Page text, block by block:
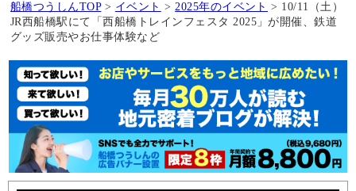
船橋つうしんTOP > イベント > 2025年のイベント > 10/11（土）
JR西船橋駅にて「西船橋トレインフェスタ 2025」が開催、鉄道
グッズ販売やお仕事体験など